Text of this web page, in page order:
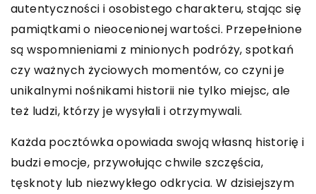
autentyczności i osobistego charakteru, stając się
pamiątkami o nieocenionej wartości. Przepełnione
są wspomnieniami z minionych podróży, spotkań
czy ważnych życiowych momentów, co czyni je
unikalnymi nośnikami historii nie tylko miejsc, ale
też ludzi, którzy je wysyłali i otrzymywali.
Każda pocztówka opowiada swoją własną historię i
budzi emocje, przywołując chwile szczęścia,
tęsknoty lub niezwykłego odkrycia. W dzisiejszym